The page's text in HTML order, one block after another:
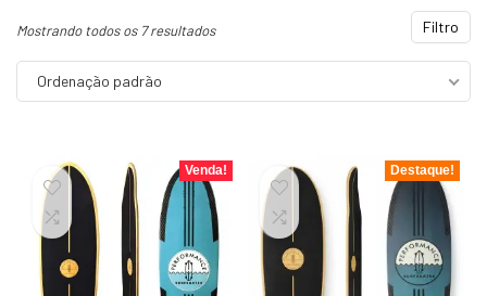
Filtro
Mostrando todos os 7 resultados
Ordenação padrão
Venda! Destaque!